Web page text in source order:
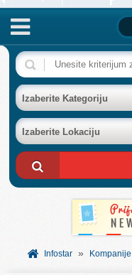
NASLOVNA
BAZA FIRMI
POSLOVNI OGLASI
AKCIJE I KATALOZI
BESPLATNI VAUČERI
SVET INFORMACIJA
Izaberite Kategoriju
Izaberite Lokaciju
Infostar » Kompanije